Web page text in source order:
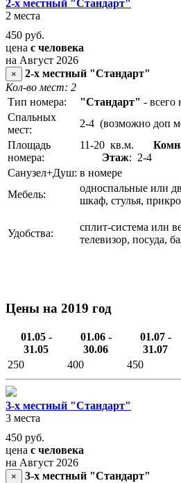
2-х местный "Стандарт"
2 места
450 руб.
цена с человека
на Август 2026
×
2-х местный "Стандарт"
Кол-во мест: 2
Тип номера:
"Стандарт" - всего
Спальных
мест:
2-4 (возможно доп
Площадь
номера:
11-20 кв.м.
Этаж: 2-4
Санузел+Душ: в номере
Мебель:
односпальные или
шкаф, стулья,
Удобства:
сплит-система или
телевизор, посуда,
Цены на 2019 год
01.05 -
31.05
01.06 -
30.06
01.07 -
31.07
250
400 450
3-х местный "Стандарт"
3 места
450 руб.
цена с человека
на Август 2026
×
3-х местный "Стандарт"